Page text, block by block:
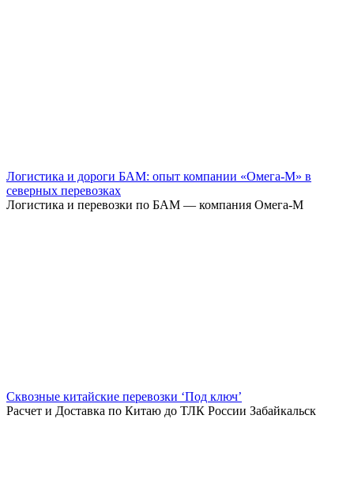
Логистика и дороги БАМ: опыт компании «Омега-М» в
северных перевозках
Логистика и перевозки по БАМ — компания Омега-М
Сквозные китайские перевозки ‘Под ключ’
Расчет и Доставка по Китаю до ТЛК России Забайкальск